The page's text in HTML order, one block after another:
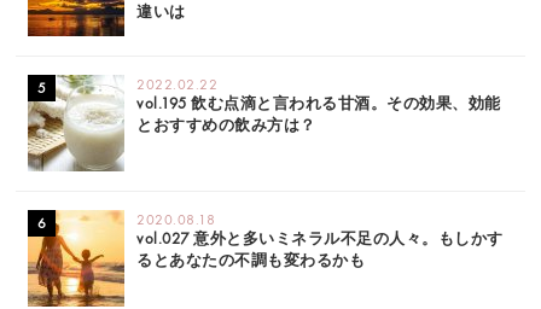
違いは
2022.02.22
vol.195 飲む点滴と言われる甘酒。その効果、効能
とおすすめの飲み方は？
2020.08.18
vol.027 意外と多いミネラル不足の人々。もしかす
るとあなたの不調も変わるかも